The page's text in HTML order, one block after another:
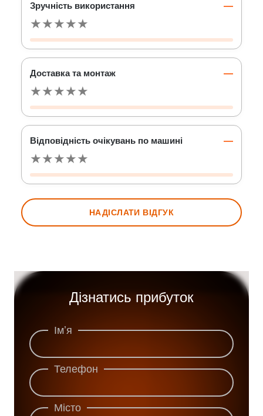
Зручність використання —
★★★★★
Доставка та монтаж —
★★★★★
Відповідність очікувань по машині —
★★★★★
НАДІСЛАТИ ВІДГУК
Дізнатись прибуток
Імʼя
Телефон
Місто